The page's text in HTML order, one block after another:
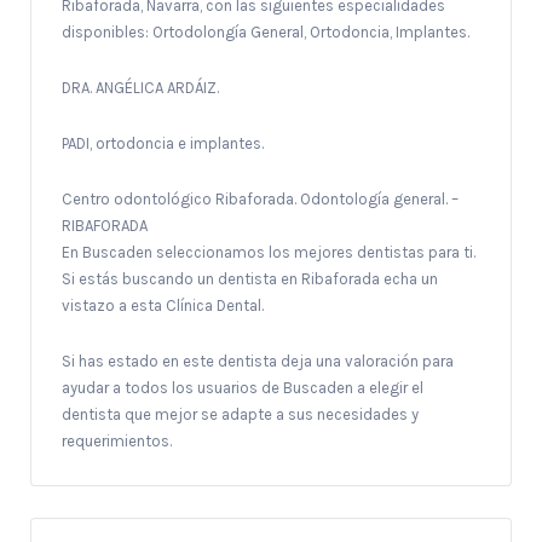
Ribaforada, Navarra, con las siguientes especialidades
disponibles: Ortodolongía General, Ortodoncia, Implantes.
DRA. ANGÉLICA ARDÁIZ.
PADI, ortodoncia e implantes.
Centro odontológico Ribaforada. Odontología general. –
RIBAFORADA
En Buscaden seleccionamos los mejores dentistas para ti.
Si estás buscando un dentista en Ribaforada echa un
vistazo a esta Clínica Dental.
Si has estado en este dentista deja una valoración para
ayudar a todos los usuarios de Buscaden a elegir el
dentista que mejor se adapte a sus necesidades y
requerimientos.